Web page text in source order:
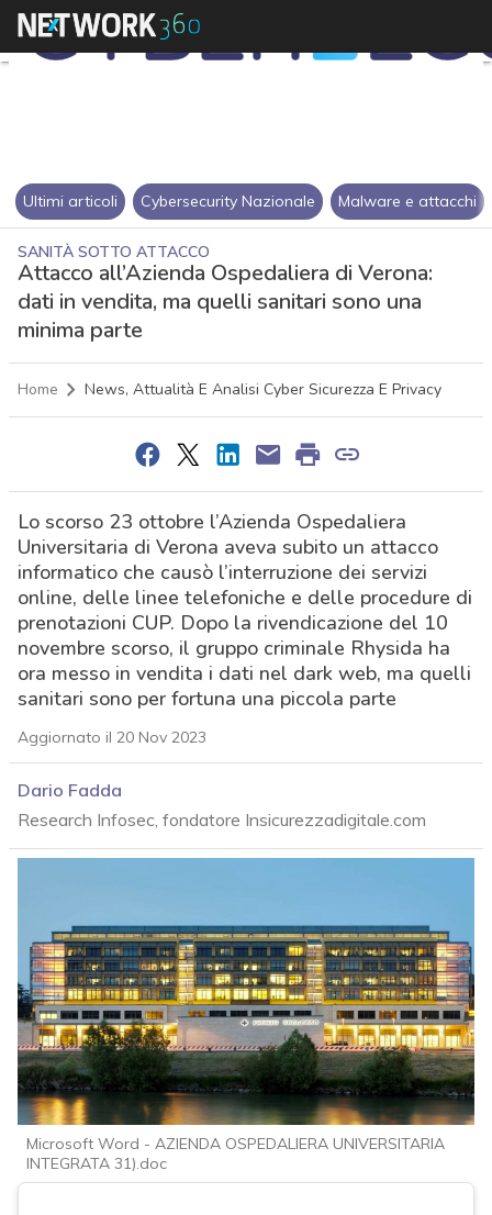
Ultimi articoli Cybersecurity Nazionale Malware e attacchi
SANITÀ SOTTO ATTACCO
Attacco all’Azienda Ospedaliera di Verona:
dati in vendita, ma quelli sanitari sono una
minima parte
Home News, Attualità E Analisi Cyber Sicurezza E Privacy
Lo scorso 23 ottobre l’Azienda Ospedaliera
Universitaria di Verona aveva subito un attacco
informatico che causò l’interruzione dei servizi
online, delle linee telefoniche e delle procedure di
prenotazioni CUP. Dopo la rivendicazione del 10
novembre scorso, il gruppo criminale Rhysida ha
ora messo in vendita i dati nel dark web, ma quelli
sanitari sono per fortuna una piccola parte
Aggiornato il 20 Nov 2023
Dario Fadda
Research Infosec, fondatore Insicurezzadigitale.com
Microsoft Word - AZIENDA OSPEDALIERA UNIVERSITARIA
INTEGRATA 31).doc